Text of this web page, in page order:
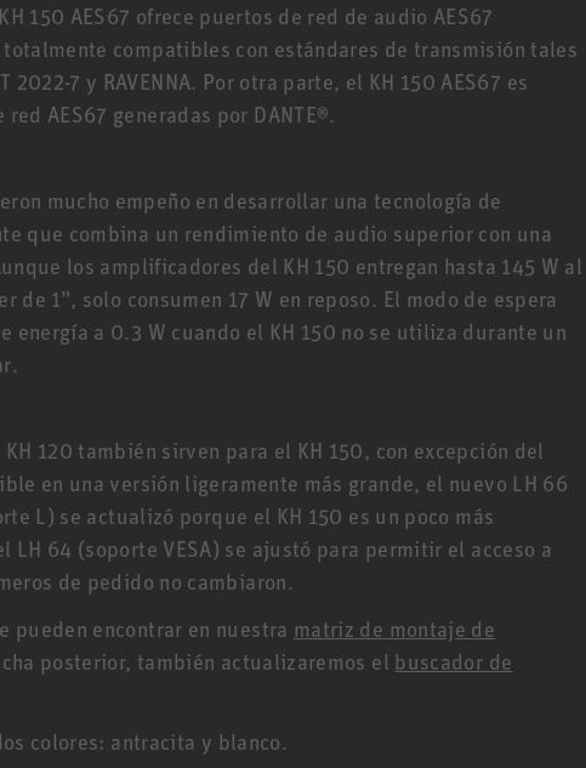
150 AES67 ofrece puertos de red de audio AES67
compatibles con estándares de transmisión tales
2022-7 y RAVENNA. Por otra parte, el KH 150 AES67 es
AES67 generadas por DANTE®.
mucho empeño en desarrollar una tecnología de
que combina un rendimiento de audio superior con una
los amplificadores del KH 150 entregan hasta 145 W al
de 1”, solo consumen 17 W en reposo. El modo de espera
energía a 0.3 W cuando el KH 150 no se utiliza durante un
120 también sirven para el KH 150, con excepción del
en una versión ligeramente más grande, el nuevo LH 66
L) se actualizó porque el KH 150 es un poco más
LH 64 (soporte VESA) se ajustó para permitir el acceso a
de pedido no cambiaron.
pueden encontrar en nuestra matriz de montaje de
posterior, también actualizaremos el buscador de
colores: antracita y blanco.